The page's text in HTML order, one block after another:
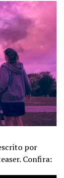
por
Confira: